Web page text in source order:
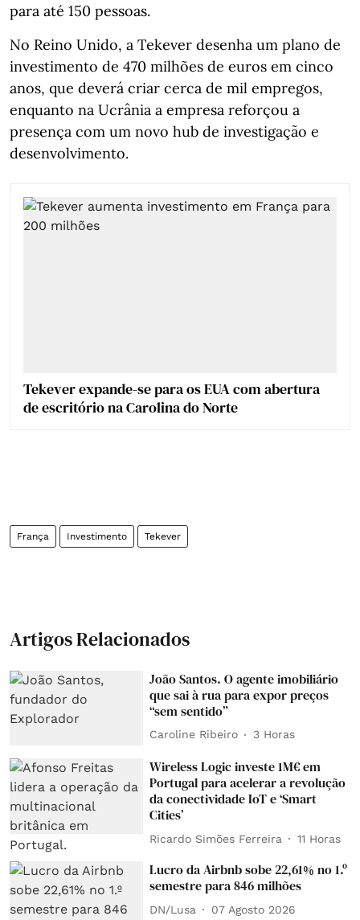
para até 150 pessoas.
No Reino Unido, a Tekever desenha um plano de
investimento de 470 milhões de euros em cinco
anos, que deverá criar cerca de mil empregos,
enquanto na Ucrânia a empresa reforçou a
presença com um novo hub de investigação e
desenvolvimento.
Tekever expande-se para os EUA com abertura
de escritório na Carolina do Norte
França Investimento Tekever
Artigos Relacionados
João Santos. O agente imobiliário
que sai à rua para expor preços
“sem sentido”
Caroline Ribeiro 3 Horas
Wireless Logic investe 1M€ em
Portugal para acelerar a revolução
da conectividade IoT e ‘Smart
Cities’
Ricardo Simões Ferreira 11 Horas
Lucro da Airbnb sobe 22,61% no 1.º
semestre para 846 milhões
DN/Lusa 07 Agosto 2026